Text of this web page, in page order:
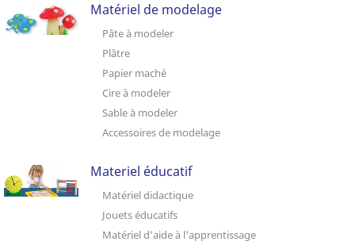
Matériel de modelage
Pâte à modeler
Plâtre
Papier maché
Cire à modeler
Sable à modeler
Accessoires de modelage
Materiel éducatif
Matériel didactique
Jouets éducatifs
Matériel d'aide à l'apprentissage